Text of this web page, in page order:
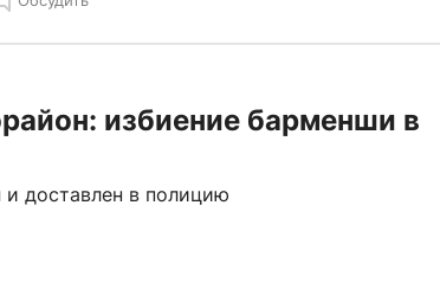
избиение барменши в
доставлен в полицию